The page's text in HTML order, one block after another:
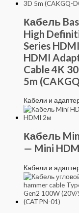
Кабель
High
Series
HDMI
Cable 4K
5m
Кабели и
Кабель
— Mini
Кабели и